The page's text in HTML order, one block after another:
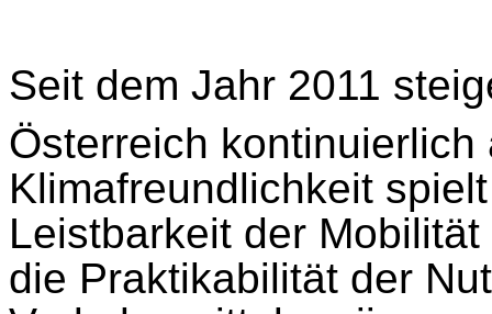
Seit dem Jahr 2011
Österreich kontinuierlich
Klimafreundlichkeit
Leistbarkeit der
die Praktikabilität der